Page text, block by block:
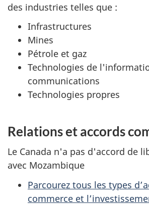
des industries telles que :
Infrastructures
Mines
Pétrole et gaz
Technologies de
communications
Technologies propres
Relations et accords
Le Canada n'a pas d'accord de
avec Mozambique
Parcourez tous les types
commerce et